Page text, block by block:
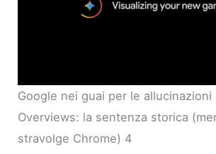
Google nei guai per le allucinazioni
Overviews: la sentenza storica
stravolge Chrome) 4